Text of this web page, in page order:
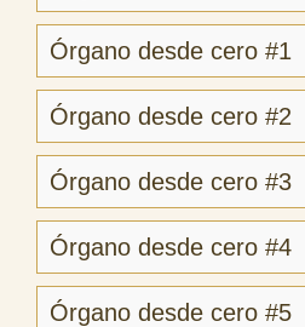
Órgano desde cero #1
Órgano desde cero #2
Órgano desde cero #3
Órgano desde cero #4
Órgano desde cero #5